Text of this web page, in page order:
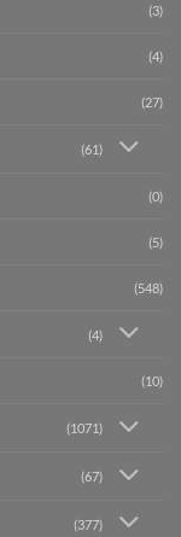
(3)
(4)
(27)
(61)
(0)
(5)
(548)
(4)
(10)
(1071)
(67)
(377)